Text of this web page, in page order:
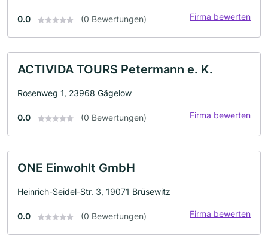
0.0 (0 Bewertungen) Firma bewerten
ACTIVIDA TOURS Petermann e. K.
Rosenweg 1, 23968 Gägelow
0.0 (0 Bewertungen) Firma bewerten
ONE Einwohlt GmbH
Heinrich-Seidel-Str. 3, 19071 Brüsewitz
0.0 (0 Bewertungen) Firma bewerten